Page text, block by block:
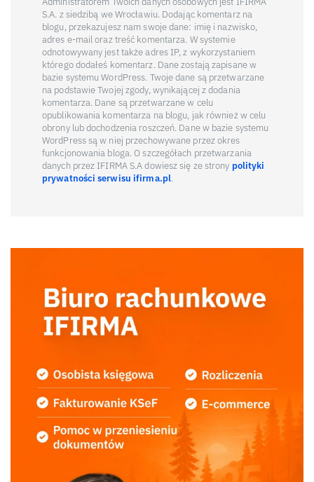
S.A. z siedzibą we Wrocławiu. Dodając komentarz na
blogu, przekazujesz nam swoje dane: imię i nazwisko,
adres e-mail oraz treść komentarza. W systemie
odnotowywany jest także adres IP, z wykorzystaniem
którego dodałeś komentarz. Dane zostają zapisane w
bazie systemu WordPress. Twoje dane są przetwarzane
na podstawie Twojej zgody, wynikającej z dodania
komentarza. Dane są przetwarzane w celu
opublikowania komentarza na blogu, jak również w celu
obrony lub dochodzenia roszczeń. Dane w bazie systemu
WordPress są w niej przechowywane przez okres
funkcjonowania bloga. O szczegółach przetwarzania
danych przez IFIRMA S.A dowiesz się ze strony polityki
prywatności serwisu ifirma.pl.